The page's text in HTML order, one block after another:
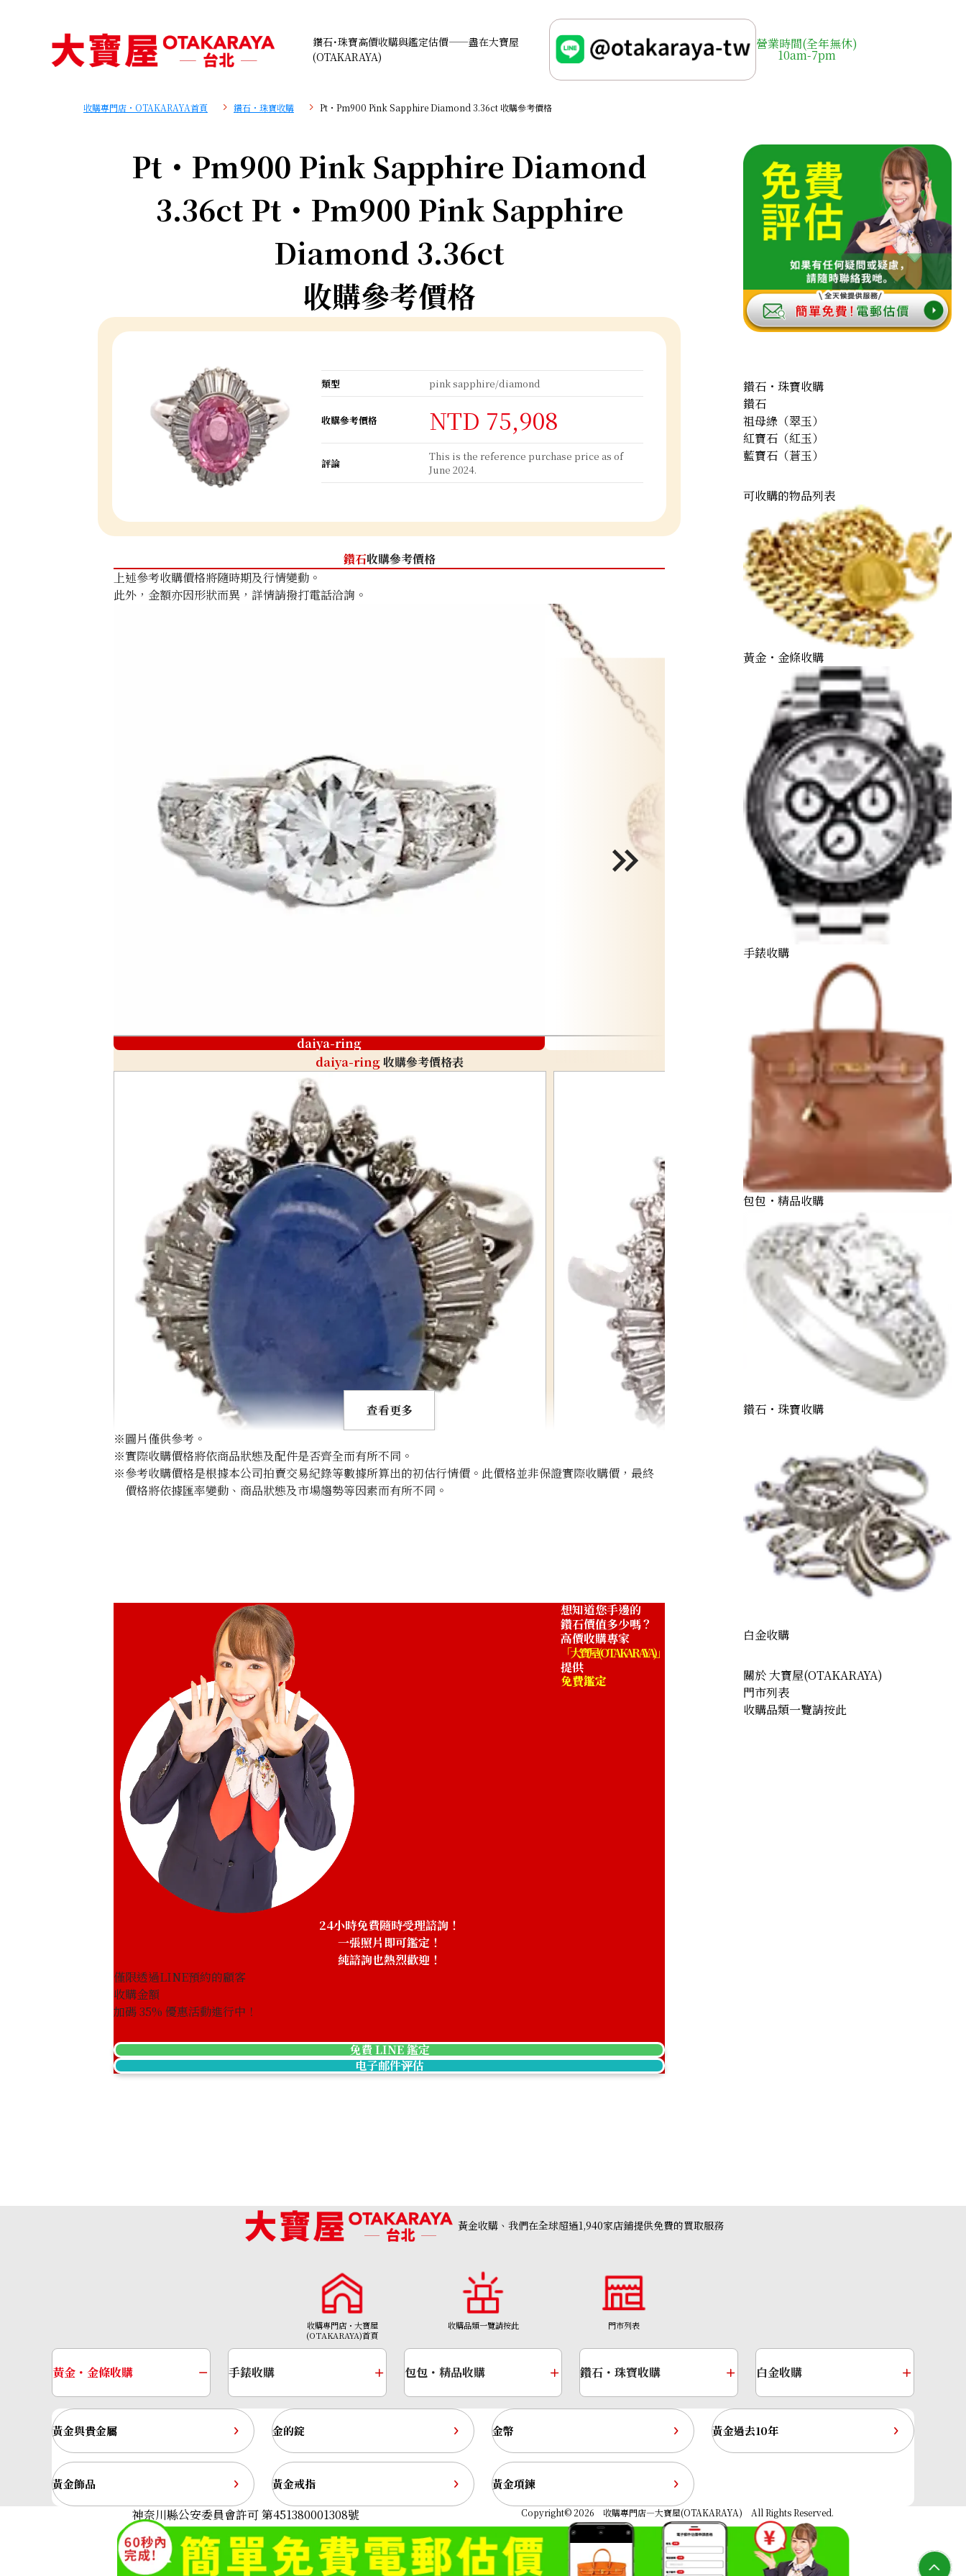
鑽石･珠寶高價收購與鑑定估價——盡在大寶屋
(OTAKARAYA)
營業時間(全年無休)
10am-7pm
收購專門店・OTAKARAYA首頁 鑽石・珠寶收購 Pt・Pm900 Pink Sapphire Diamond 3.36ct 收購參考價格
Pt・Pm900 Pink Sapphire Diamond
3.36ct Pt・Pm900 Pink Sapphire
Diamond 3.36ct
收購參考價格
類型 pink sapphire/diamond
收購參考價格 NTD 75,908
評論
This is the reference purchase price as of
June 2024.
鑽石收購參考價格
上述參考收購價格將隨時期及行情變動。
此外，金額亦因形狀而異，詳情請撥打電話洽詢。
daiya-ring
pink-sapphire
daiya-ring收購參考價格表
Pt･Pm900 Star Sapphire Diamond Ring 15.65ct
Pt･Pm900 Star Sapphire Diamond Ring 12.05ct
NTD 79,772 NTD 64,317
Pt･Pm900 Star Sapphire Diamond Ring 8.6ct
收購參考價格
NTD 63,863
Pt･Pm900 Star Sapphire Diamond Ring 7.45ct
收購參考價格
NTD 57,499
查看更多
※圖片僅供參考。
※實際收購價格將依商品狀態及配件是否齊全而有所不同。
※參考收購價格是根據本公司拍賣交易紀錄等數據所算出的初估行情價。此價格並非保證實際收購價，最終
價格將依據匯率變動、商品狀態及市場趨勢等因素而有所不同。
想知道您手邊的
鑽石價值多少嗎？
高價收購專家
「大寶屋 (OTAKARAYA)」
提供
免費鑑定
24小時免費隨時受理諮詢！
一張照片即可鑑定！
純諮詢也熱烈歡迎！
僅限透過LINE預約的顧客
收購金額
加碼35% 優惠活動進行中！
免費 LINE 鑑定
电子邮件评估
鑽石・珠寶收購
鑽石
祖母綠（翠玉）
紅寶石（紅玉）
藍寶石（蒼玉）
可收購的物品列表
黃金・金條收購
手錶收購
包包・精品收購
鑽石・珠寶收購
白金收購
關於 大寶屋(OTAKARAYA)
門市列表
收購品類一覽請按此
黃金收購、我們在全球超過1,940家店鋪提供免費的買取服務
收購專門店・大寶屋
(OTAKARAYA)首頁
收購品類一覽請按此 門市列表
黃金・金條收購
黃金與貴金屬 金的錠 金幣 黃金過去10年
黃金飾品 黃金戒指 黃金項鍊
手錶收購 包包・精品收購 鑽石・珠寶收購 白金收購
神奈川縣公安委員會許可 第451380001308號 Copyright© 2026 收購專門店—大寶屋(OTAKARAYA) All Rights Reserved.